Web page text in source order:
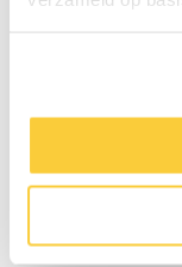
Tijdens de
en klaar is
De Blei in
voorbeeld van
samenkomen
de toekomst.